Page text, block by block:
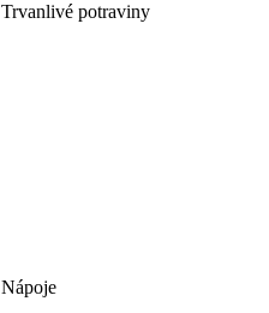
Trvanlivé potraviny
Nápoje